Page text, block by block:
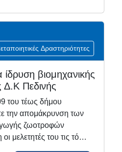
Δραστηριότητες
βιομηχανικής
Πεδινής
του τέως δήμου
την απομάκρυνση των
ζωοτροφών
μελετητές του τις τό…